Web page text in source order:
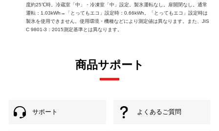
度約25℃時。冷蔵室「中」・冷凍室「中」設定。製氷運転なし。扉開閉なし。通常
運転：1.03kWh→「とってもエコ」設定時：0.66kWh。「とってもエコ」設定時は
製氷を使用できません。使用環境・機種などにより測定値は異なります。また、JIS
C 9801-3：2015測定基準とは異なります。
商品サポート
サポート よくあるご質問